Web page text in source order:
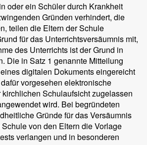
oder ein Schüler durch Krankheit
Gründen verhindert, die
teilen die Eltern der Schule
für das Unterrichtsversäumnis mit,
des Unterrichts ist der Grund in
Die in Satz 1 genannte Mitteilung
digitalen Dokuments eingereicht
vorgesehen elektronische
Schulaufsicht zugelassen
wird. Bei begründeten
Gründe für das Versäumnis
von den Eltern die Vorlage
verlangen und in besonderen